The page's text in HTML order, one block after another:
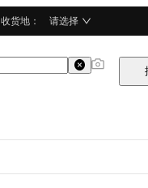
收货地 ： 请选择